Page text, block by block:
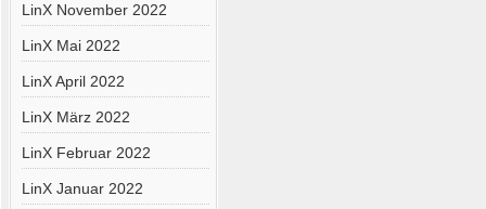
LinX November 2022
LinX Mai 2022
LinX April 2022
LinX März 2022
LinX Februar 2022
LinX Januar 2022